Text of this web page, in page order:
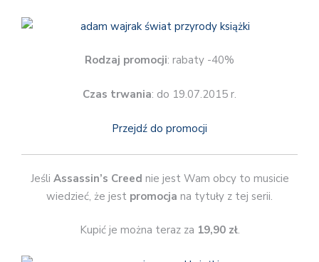
Rodzaj promocji: rabaty -40%
Czas trwania: do 19.07.2015 r.
Przejdź do promocji
Jeśli Assassin’s Creed nie jest Wam obcy to musicie
wiedzieć, że jest promocja na tytuły z tej serii.
Kupić je można teraz za 19,90 zł.